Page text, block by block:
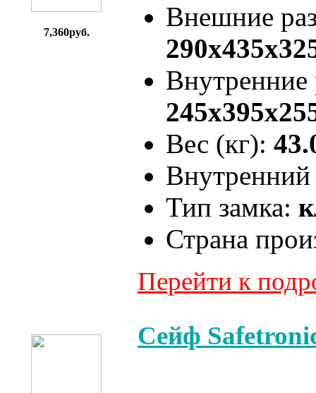
7,360руб.
Внешние
Вес (кг):
Тип замка:
Страна
Перейти к
Сейф